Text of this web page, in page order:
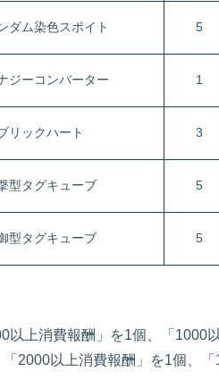
ダム染色スポイト 5
ジーコンバーター 1
リックハート 3
型タグキューブ 5
型タグキューブ 5
以上消費報酬」を1個、「1000
「2000以上消費報酬」を1個、